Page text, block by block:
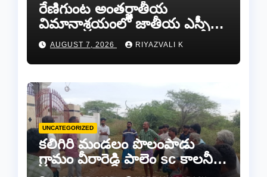
రేణిగుంట అంతర్జాతీయ
విమానాశ్రయంలో జాతీయ ఎస్సీ
కమిషన్ చైర్మన్ కిషోర్ మక్వానాకు
ఘన స్వాగతం…​
AUGUST 7, 2026 RIYAZVALI K
UNCATEGORIZED
కలిగిరి మండలం పొలంపాడు
గ్రామం వీరారెడ్డి పాలెం sc కాలనీలో